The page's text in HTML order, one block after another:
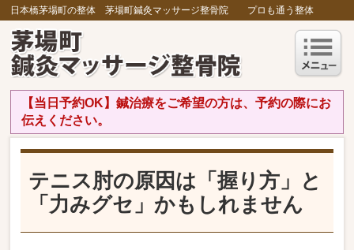
日本橋茅場町の整体 茅場町鍼灸マッサージ整骨院 プロも通う整体
【当日予約OK】鍼治療をご希望の方は、予約の際にお
伝えください。
テニス肘の原因は「握り方」と
「力みグセ」かもしれません